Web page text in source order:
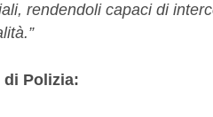
rendendoli capaci di
di Polizia: